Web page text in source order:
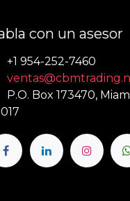
con un asesor
+1 954-252-7460
P.O. Box 173470,